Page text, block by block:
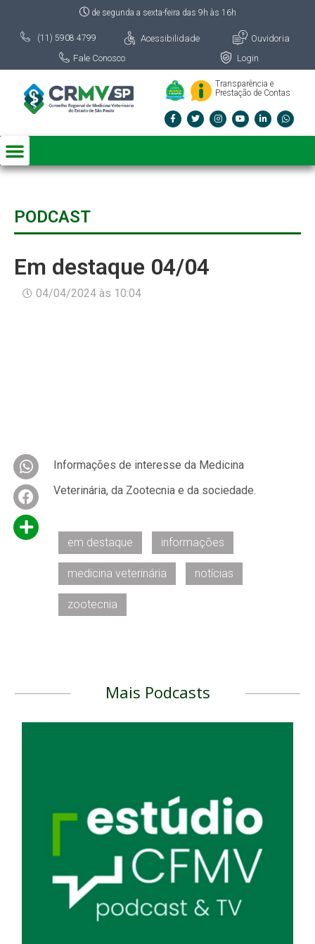
de segunda a sexta-feira das 9h às 16h
(11) 5908 4799 Acessibilidade
Ouvidoria
Fale Conosco
Login
Transparência e
Prestação de Contas
PODCAST
Em destaque 04/04
04/04/2024 às 10:04
Informações de interesse da Medicina
Veterinária, da Zootecnia e da sociedade.
em destaque informações
medicina veterinária notícias
zootecnia
Mais Podcasts